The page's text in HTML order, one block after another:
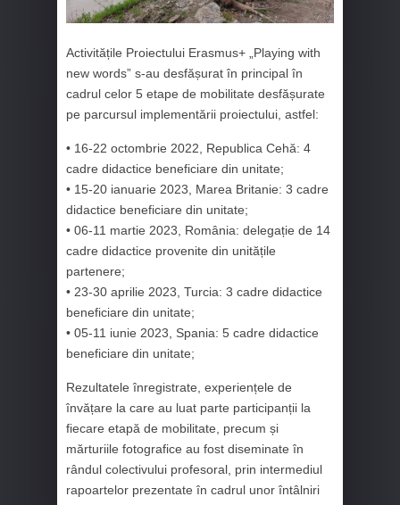
Activitățile Proiectului Erasmus+ „Playing with
new words” s-au desfășurat în principal în
cadrul celor 5 etape de mobilitate desfășurate
pe parcursul implementării proiectului, astfel:
• 16-22 octombrie 2022, Republica Cehă: 4
cadre didactice beneficiare din unitate;
• 15-20 ianuarie 2023, Marea Britanie: 3 cadre
didactice beneficiare din unitate;
• 06-11 martie 2023, România: delegație de 14
cadre didactice provenite din unitățile
partenere;
• 23-30 aprilie 2023, Turcia: 3 cadre didactice
beneficiare din unitate;
• 05-11 iunie 2023, Spania: 5 cadre didactice
beneficiare din unitate;
Rezultatele înregistrate, experiențele de
învățare la care au luat parte participanții la
fiecare etapă de mobilitate, precum și
mărturiile fotografice au fost diseminate în
rândul colectivului profesoral, prin intermediul
rapoartelor prezentate în cadrul unor întâlniri